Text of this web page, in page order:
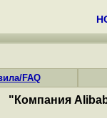
FAQ
"Компания